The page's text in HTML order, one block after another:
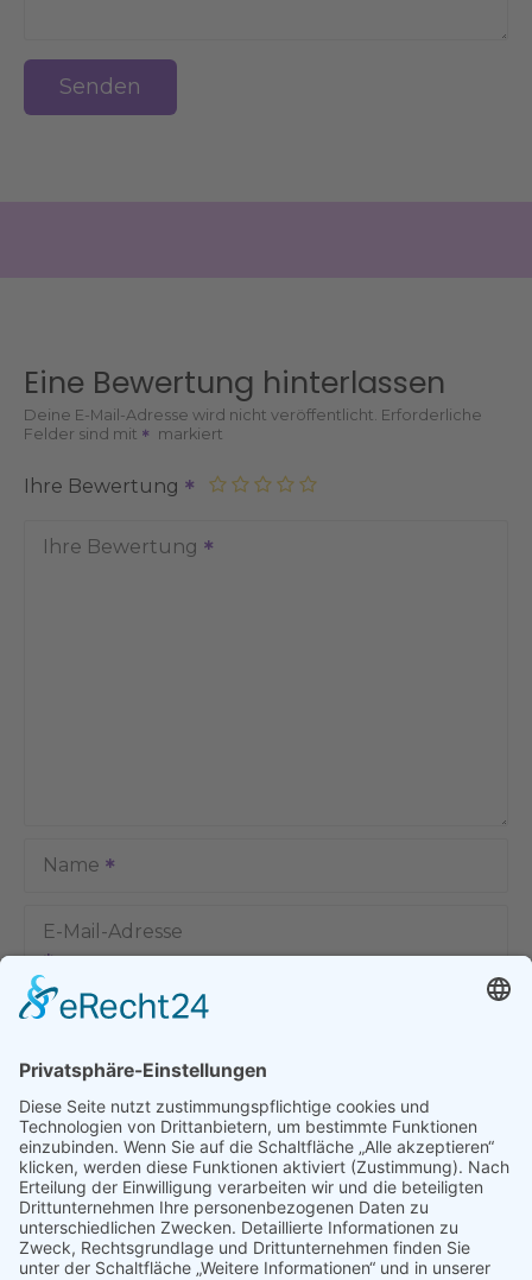
Senden
Eine Bewertung hinterlassen
Deine E-Mail-Adresse wird nicht veröffentlicht. Erforderliche
Felder sind mit
markiert
Ihre Bewertung
Ihre Bewertung
Name
E-Mail-Adresse
Name, E-Mail-Adresse und Website in diesem Browser für